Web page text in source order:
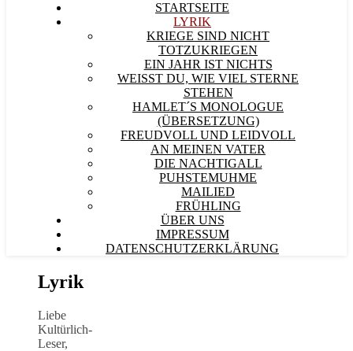
STARTSEITE
LYRIK
KRIEGE SIND NICHT
TOTZUKRIEGEN
EIN JAHR IST NICHTS
WEISST DU, WIE VIEL STERNE S
TEHEN
HAMLET´S MONOLOGUE
(ÜBERSETZUNG)
FREUDVOLL UND LEIDVOLL
AN MEINEN VATER
DIE NACHTIGALL
PUHSTEMUHME
MAILIED
FRÜHLING
ÜBER UNS
IMPRESSUM
DATENSCHUTZERKLÄRUNG
Lyrik
Liebe
Kultürlich-
Leser,